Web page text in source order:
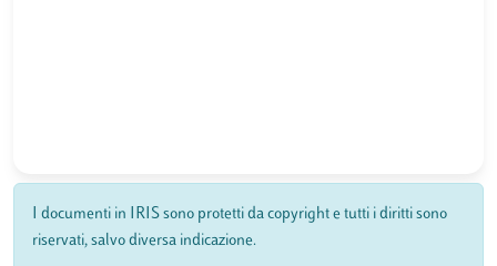
I documenti in IRIS sono protetti da copyright e tutti i diritti sono
riservati, salvo diversa indicazione.